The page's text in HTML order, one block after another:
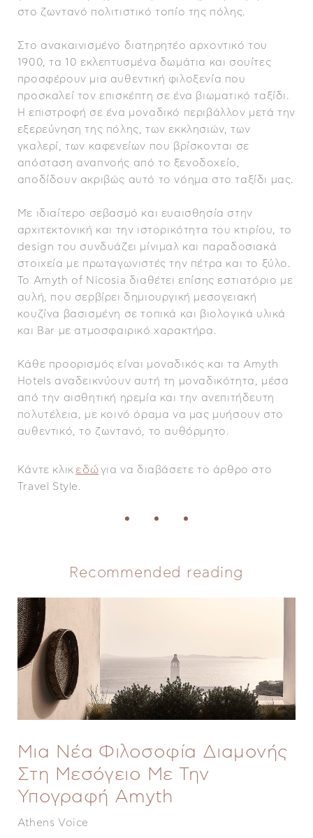
στο ζωντανό πολιτιστικό τοπίο της πόλης.
Στο ανακαινισμένο διατηρητέο αρχοντικό του
1900, τα 10 εκλεπτυσμένα δωμάτια και σουίτες
προσφέρουν μια αυθεντική φιλοξενία που
προσκαλεί τον επισκέπτη σε ένα βιωματικό ταξίδι.
Η επιστροφή σε ένα μοναδικό περιβάλλον μετά την
εξερεύνηση της πόλης, των εκκλησιών, των
γκαλερί, των καφενείων που βρίσκονται σε
απόσταση αναπνοής από το ξενοδοχείο,
αποδίδουν ακριβώς αυτό το νόημα στο ταξίδι μας.
Με ιδιαίτερο σεβασμό και ευαισθησία στην
αρχιτεκτονική και την ιστορικότητα του κτιρίου, το
design του συνδυάζει μίνιμαλ και παραδοσιακά
στοιχεία με πρωταγωνιστές την πέτρα και το ξύλο.
To Amyth of Nicosia διαθέτει επίσης εστιατόριο με
αυλή, που σερβίρει δημιουργική μεσογειακή
κουζίνα βασισμένη σε τοπικά και βιολογικά υλικά
και Bar με ατμοσφαιρικό χαρακτήρα.
Κάθε προορισμός είναι μοναδικός και τα Amyth
Hotels αναδεικνύουν αυτή τη μοναδικότητα, μέσα
από την αισθητική ηρεμία και την ανεπιτήδευτη
πολυτέλεια, με κοινό όραμα να μας μυήσουν στο
αυθεντικό, το ζωντανό, το αυθόρμητο.
Κάντε κλικ εδώ για να διαβάσετε το άρθρο στο
Travel Style.
Recommended reading
Μια Νέα Φιλοσοφία Διαμονής
Στη Μεσόγειο Με Την
Υπογραφή Amyth
Athens Voice